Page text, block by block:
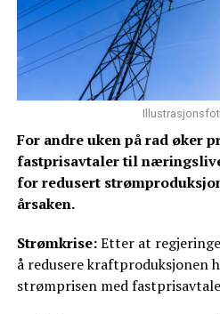
For andre uken på rad øker
fastprisavtaler til
for redusert
årsaken.
Strømkrise:Etter at
å redusere kraftproduksjonen
strømprisen med